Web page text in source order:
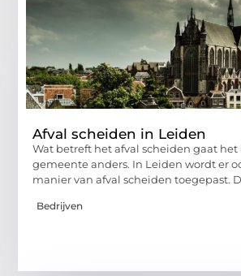
Afval scheiden in Leiden
Wat betreft het afval scheiden gaat het
gemeente anders. In Leiden wordt er
manier van afval scheiden toegepast.
Bedrijven